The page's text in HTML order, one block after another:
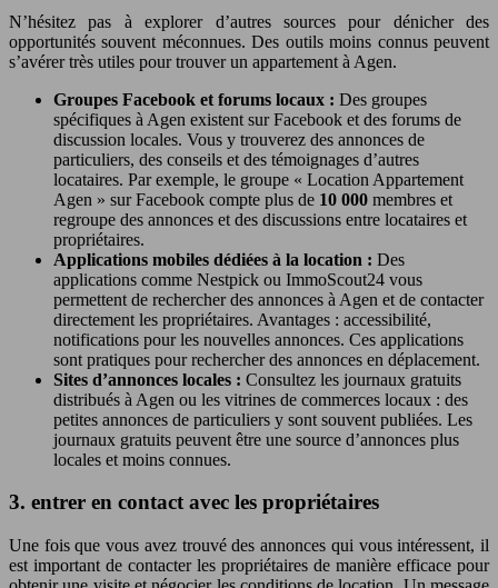
N’hésitez pas à explorer d’autres sources pour dénicher des
opportunités souvent méconnues. Des outils moins connus peuvent
s’avérer très utiles pour trouver un appartement à Agen.
Groupes Facebook et forums locaux : Des groupes
spécifiques à Agen existent sur Facebook et des forums de
discussion locales. Vous y trouverez des annonces de
particuliers, des conseils et des témoignages d’autres
locataires. Par exemple, le groupe « Location Appartement
Agen » sur Facebook compte plus de 10 000 membres et
regroupe des annonces et des discussions entre locataires et
propriétaires.
Applications mobiles dédiées à la location : Des
applications comme Nestpick ou ImmoScout24 vous
permettent de rechercher des annonces à Agen et de contacter
directement les propriétaires. Avantages : accessibilité,
notifications pour les nouvelles annonces. Ces applications
sont pratiques pour rechercher des annonces en déplacement.
Sites d’annonces locales : Consultez les journaux gratuits
distribués à Agen ou les vitrines de commerces locaux : des
petites annonces de particuliers y sont souvent publiées. Les
journaux gratuits peuvent être une source d’annonces plus
locales et moins connues.
3. entrer en contact avec les propriétaires
Une fois que vous avez trouvé des annonces qui vous intéressent, il
est important de contacter les propriétaires de manière efficace pour